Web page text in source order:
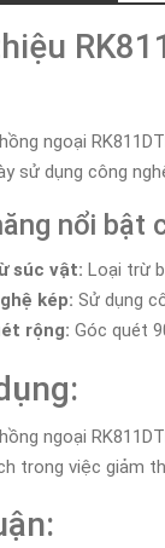
ngoại
sử dụng công
nổi bật
súc vật: Loại trừ
kép: Sử dụng
rộng: Góc quét
ngoại
trong việc giảm